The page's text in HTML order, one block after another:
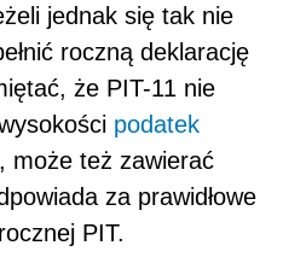
jednak się tak nie
roczną deklarację
że PIT-11 nie
podatek
może też zawierać
za prawidłowe
PIT.